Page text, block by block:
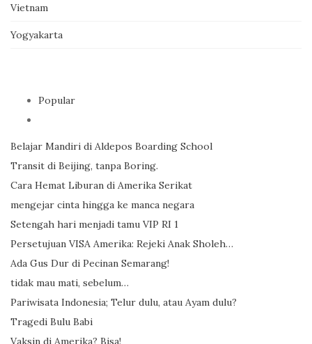
Vietnam
Yogyakarta
Popular
Belajar Mandiri di Aldepos Boarding School
Transit di Beijing, tanpa Boring.
Cara Hemat Liburan di Amerika Serikat
mengejar cinta hingga ke manca negara
Setengah hari menjadi tamu VIP RI 1
Persetujuan VISA Amerika: Rejeki Anak Sholeh…
Ada Gus Dur di Pecinan Semarang!
tidak mau mati, sebelum…
Pariwisata Indonesia; Telur dulu, atau Ayam dulu?
Tragedi Bulu Babi
Vaksin di Amerika? Bisa!